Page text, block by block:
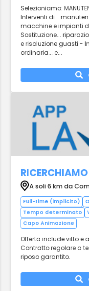
Selezioniamo:
Interventi di...
macchine e impianti
Sostituzione...
e risoluzione guasti -
ordinaria... e...
A soli 6 km da
Full-time (implicito)
Tempo determinato
Capo Animazione
Offerta include vitto e
Contratto regolare a
riposo garantito.